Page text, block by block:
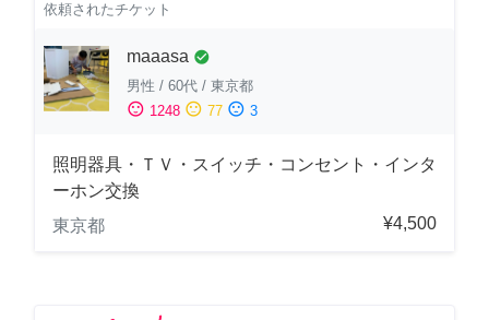
依頼されたチケット
maaasa check_circle
男性 / 60代 / 東京都
sentiment_satisfied 1248 sentiment_neutral 77 sentiment_dissatisfied 3
照明器具・ＴＶ・スイッチ・コンセント・インタ
ーホン交換
東京都
¥4,500